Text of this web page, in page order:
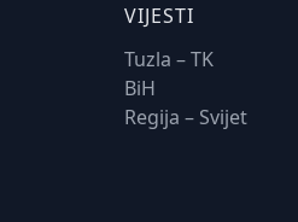
VIJESTI
Tuzla – TK
BiH
Regija – Svijet